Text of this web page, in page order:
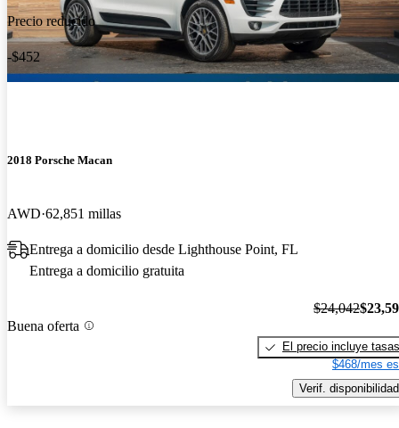
Precio reducido
-$452
2018 Porsche Macan
AWD 62,851 millas
Entrega a domicilio desde Lighthouse Point, FL
Entrega a domicilio gratuita
Buena oferta
$24,042
El precio incluye tasas
$468/mes
Verif. disponibilidad